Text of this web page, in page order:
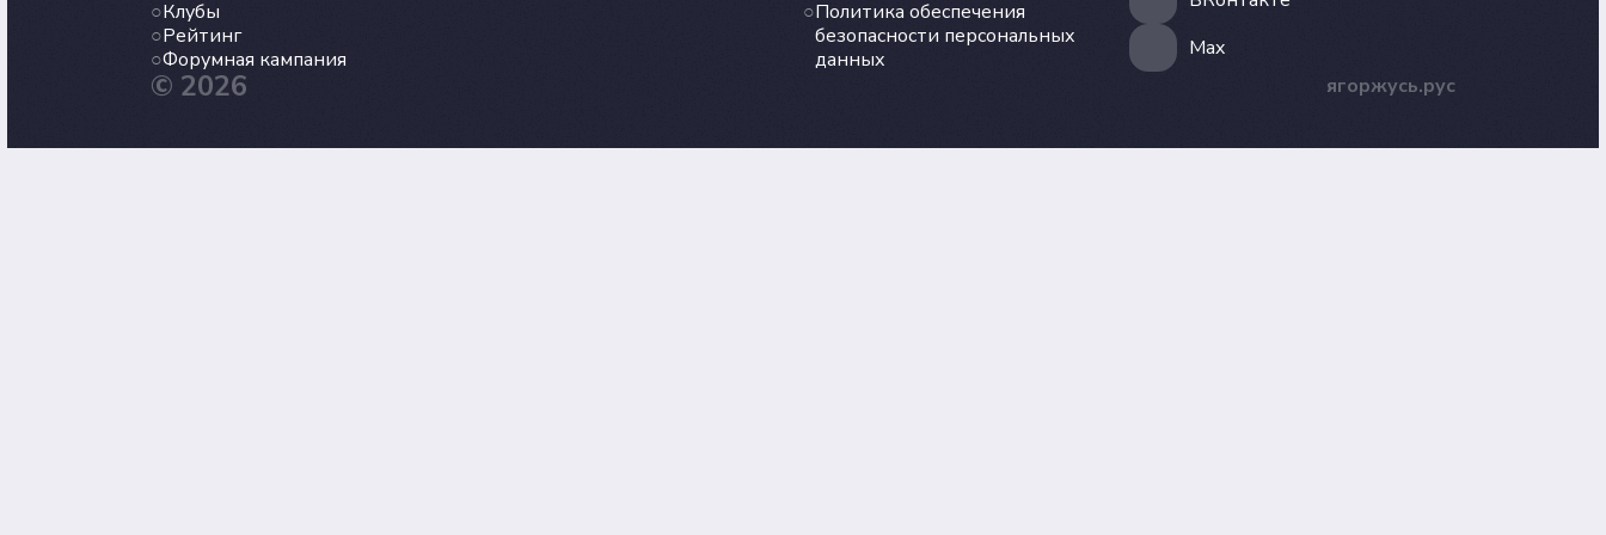
Клубы
Рейтинг
Форумная кампания
Политика обеспечения
безопасности персональных
данных
Max
© 2026 ягоржусь.рус